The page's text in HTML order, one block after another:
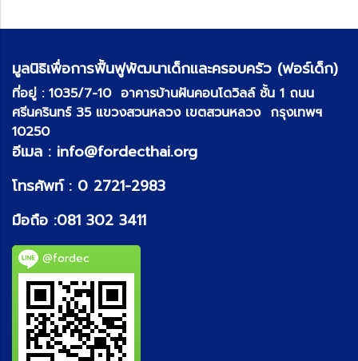
มูลนิธิเพื่อการฟื้นฟูพัฒนาเด็กและครอบครัว (ฟอร์เด็ก)
ที่อยู่ : 1035/7-10 อาคารบ้านฝันคอนโดวิลล์ ชั้น 1 ถนน
ศรีนครินทร์ 35 แขวงสวนหลวง เขตสวนหลวง กรุงเทพฯ
10250
อีเมล : info@fordecthai.org
โทรศัพท์ : 0 2721-2983
มือถือ :081 302 3411
@fordec